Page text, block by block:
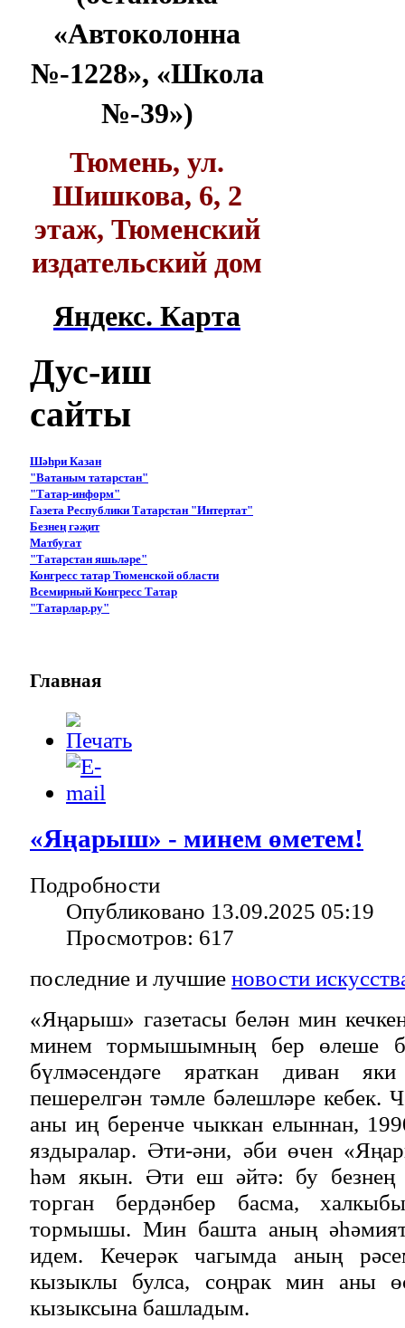
«Автоколонна
№-1228», «Школа
№-39»)
Тюмень, ул.
Шишкова, 6, 2
этаж, Тюменский
издательский дом
Яндекс. Карта
Дус-иш
сайты
Шәһри Казан
"Ватаным татарстан"
"Татар-информ"
Газета Республики Татарстан "Интертат"
Безнең гәҗит
Матбугат
"Татарстан яшьләре"
Конгресс татар Тюменской области
Всемирный Конгресс Татар
"Татарлар.ру"
Главная
«Яңарыш» - минем өметем!
Подробности
Опубликовано 13.09.2025 05:19
Просмотров: 617
последние и лучшие новости
«Яңарыш» газетасы белән мин
минем тормышымның бер өлеше
бүлмәсендәге яраткан диван
пешерелгән тәмле бәлешләре кебек.
аны иң беренче чыккан елыннан,
яздыралар. Әти-әни, әби өчен
һәм якын. Әти еш әйтә: бу безнең
торган бердәнбер басма,
тормышы. Мин башта аның
идем. Кечерәк чагымда аның
кызыклы булса, соңрак мин аны
кызыксына башладым.